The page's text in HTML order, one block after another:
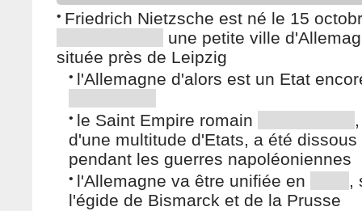
• Friedrich Nietzsche est né le 15
une petite ville
située près de Leipzig
• l'Allemagne d'alors est un Etat
• le Saint Empire romain
d'une multitude d'Etats, a été dissous
pendant les guerres napoléoniennes
• l'Allemagne va être unifiée en
,
l'égide de Bismarck et de la Prusse